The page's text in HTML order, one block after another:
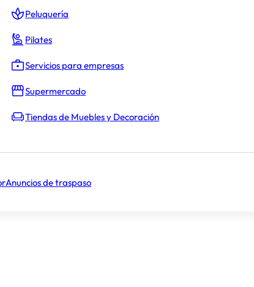
Peluquería
Pilates
Servicios para empresas
Supermercado
Tiendas de Muebles y Decoración
Anuncios de traspaso